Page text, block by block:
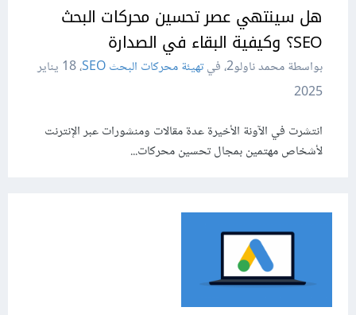
هل سينتهي عصر تحسين محركات البحث
SEO؟ وكيفية البقاء في الصدارة
بواسطة محمد ناولو2، في تهيئة محركات البحث SEO ،
18 يناير
2025
انتشرت في الآونة الأخيرة عدة مقالات ومنشورات عبر الإنترنت
لأشخاص مهتمين بمجال تحسين محركات...